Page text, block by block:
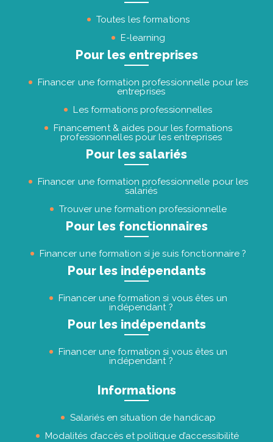
Toutes les formations
E-learning
Pour les entreprises
Financer une formation professionnelle pour les
entreprises
Les formations professionnelles
Financement & aides pour les formations
professionnelles pour les entreprises
Pour les salariés
Financer une formation professionnelle pour les
salariés
Trouver une formation professionnelle
Pour les fonctionnaires
Financer une formation si je suis fonctionnaire ?
Pour les indépendants
Financer une formation si vous êtes un
indépendant ?
Pour les indépendants
Financer une formation si vous êtes un
indépendant ?
Informations
Salariés en situation de handicap
Modalités d’accès et politique d’accessibilité